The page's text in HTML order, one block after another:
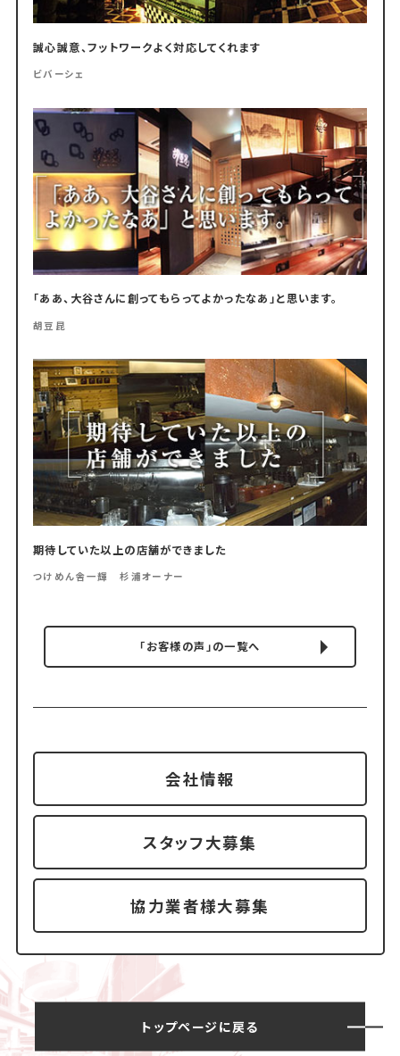
誠心誠意、フットワークよく対応してくれます
ビバーシェ
「ああ、大谷さんに創ってもらってよかったなあ」と思います。
胡豆昆
期待していた以上の店舗ができました
つけめん舎一輝 杉浦オーナー
「お客様の声」の一覧へ
会社情報
スタッフ大募集
協力業者様大募集
トップページに戻る